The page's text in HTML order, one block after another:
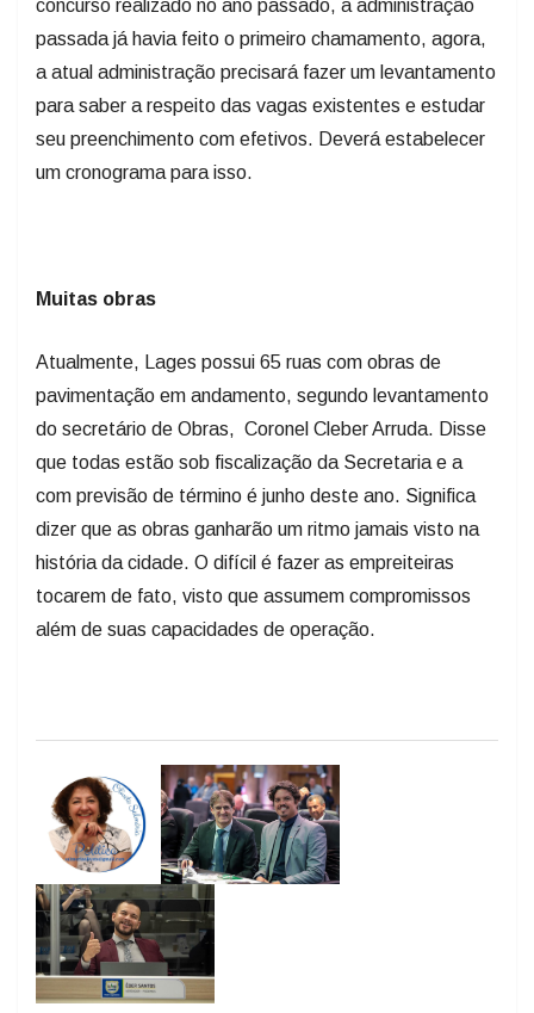
concurso realizado no ano passado, a administração
passada já havia feito o primeiro chamamento, agora,
a atual administração precisará fazer um levantamento
para saber a respeito das vagas existentes e estudar
seu preenchimento com efetivos. Deverá estabelecer
um cronograma para isso.
Muitas obras
Atualmente, Lages possui 65 ruas com obras de
pavimentação em andamento, segundo levantamento
do secretário de Obras, Coronel Cleber Arruda. Disse
que todas estão sob fiscalização da Secretaria e a
com previsão de término é junho deste ano. Significa
dizer que as obras ganharão um ritmo jamais visto na
história da cidade. O difícil é fazer as empreiteiras
tocarem de fato, visto que assumem compromissos
além de suas capacidades de operação.